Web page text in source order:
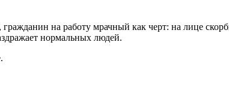
на работу мрачный как черт: на лице
нормальных людей.